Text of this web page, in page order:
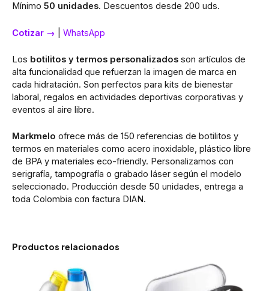
Mínimo 50 unidades. Descuentos desde 200 uds.
Cotizar → WhatsApp
Los botilitos y termos personalizados son artículos de
alta funcionalidad que refuerzan la imagen de marca en
cada hidratación. Son perfectos para kits de bienestar
laboral, regalos en actividades deportivas corporativas y
eventos al aire libre.
Markmelo ofrece más de 150 referencias de botilitos y
termos en materiales como acero inoxidable, plástico libre
de BPA y materiales eco-friendly. Personalizamos con
serigrafía, tampografía o grabado láser según el modelo
seleccionado. Producción desde 50 unidades, entrega a
toda Colombia con factura DIAN.
Productos relacionados